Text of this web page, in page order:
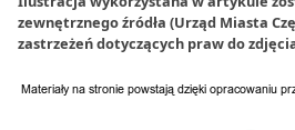
zewnętrznego źródła (Urząd Miasta
zastrzeżeń dotyczących praw do